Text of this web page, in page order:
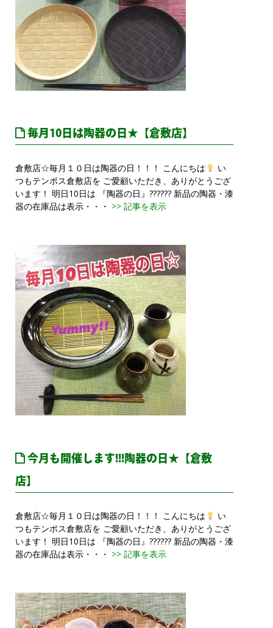
毎月10日は陶器の日★【倉敷店】
倉敷店☆毎月１０日は陶器の日！！！ こんにちは
い
つもテンポス倉敷店を ご愛顧いただき、ありがとうござ
います！ 明日10日は 『陶器の日』?????? 新品の陶器・漆
器の在庫品は表示・・・ >> 記事を表示
今月も開催します!!!陶器の日★【倉敷
店】
倉敷店☆毎月１０日は陶器の日！！！ こんにちは
い
つもテンポス倉敷店を ご愛顧いただき、ありがとうござ
います！ 明日10日は 『陶器の日』?????? 新品の陶器・漆
器の在庫品は表示・・・ >> 記事を表示